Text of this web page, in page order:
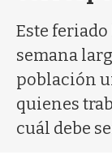
Este
semana
población
quienes
cuál debe